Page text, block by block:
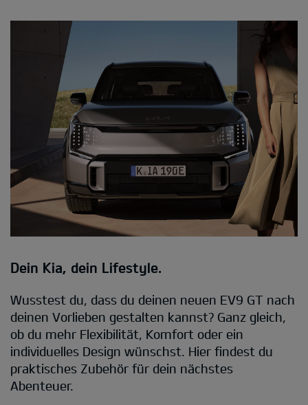
Dein Kia, dein Lifestyle.
Wusstest du, dass du deinen neuen EV9 GT nach
deinen Vorlieben gestalten kannst? Ganz gleich,
ob du mehr Flexibilität, Komfort oder ein
individuelles Design wünschst. Hier findest du
praktisches Zubehör für dein nächstes
Abenteuer.